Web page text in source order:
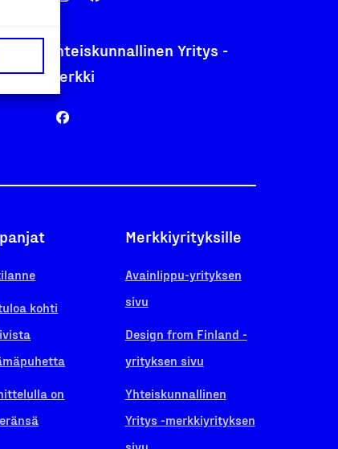
Yhteiskunnallinen Yritys -
merkki
kohti
on
Merkkiyrityksille
Avainlippu-yrityksen
sivu
Design from Finland -
yrityksen sivu
Yhteiskunnallinen
Yritys -merkkiyrityksen